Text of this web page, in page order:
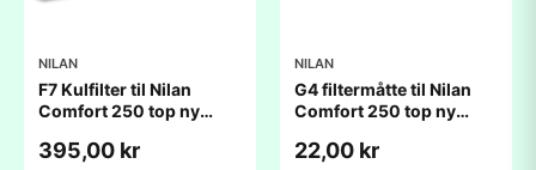
NILAN
F7 Kulfilter til Nilan
Comfort 250 top ny
(238x335x25mm)
395,00 kr
NILAN
G4 filtermåtte til Nilan
Comfort 250 top ny
(238x335x20mm)
22,00 kr